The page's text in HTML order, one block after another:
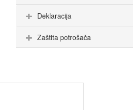
Deklaracija
Zaštita potrošača